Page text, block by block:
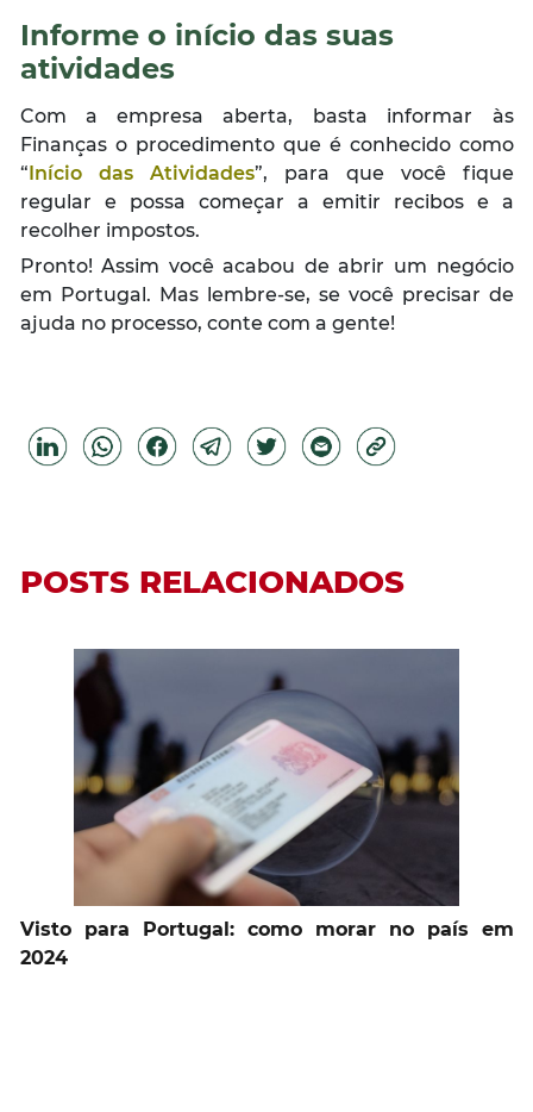
Informe o início das suas
atividades
Com a empresa aberta, basta informar às
Finanças o procedimento que é conhecido como
“Início das Atividades”, para que você fique
regular e possa começar a emitir recibos e a
recolher impostos.
Pronto! Assim você acabou de abrir um negócio
em Portugal. Mas lembre-se, se você precisar de
ajuda no processo, conte com a gente!
POSTS RELACIONADOS
Visto para Portugal: como morar no país em
2024